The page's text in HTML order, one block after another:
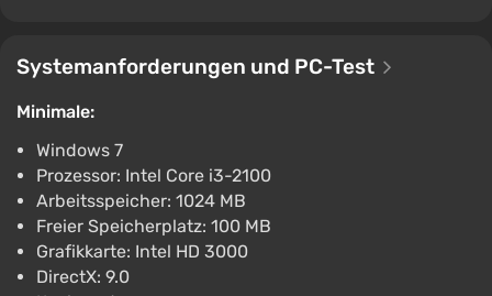
Systemanforderungen und PC-Test
Minimale:
Windows 7
Prozessor: Intel Core i3-2100
Arbeitsspeicher: 1024 MB
Freier Speicherplatz: 100 MB
Grafikkarte: Intel HD 3000
DirectX: 9.0